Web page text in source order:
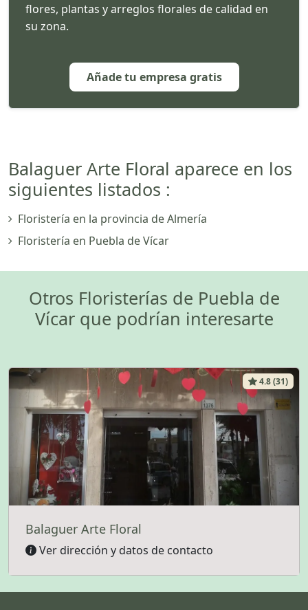
flores, plantas y arreglos florales de calidad en
su zona.
Añade tu empresa gratis
Balaguer Arte Floral aparece en los
siguientes listados :
Floristería en la provincia de Almería
Floristería en Puebla de Vícar
Otros Floristerías de Puebla de
Vícar que podrían interesarte
4.8 (31)
Balaguer Arte Floral
Ver dirección y datos de contacto